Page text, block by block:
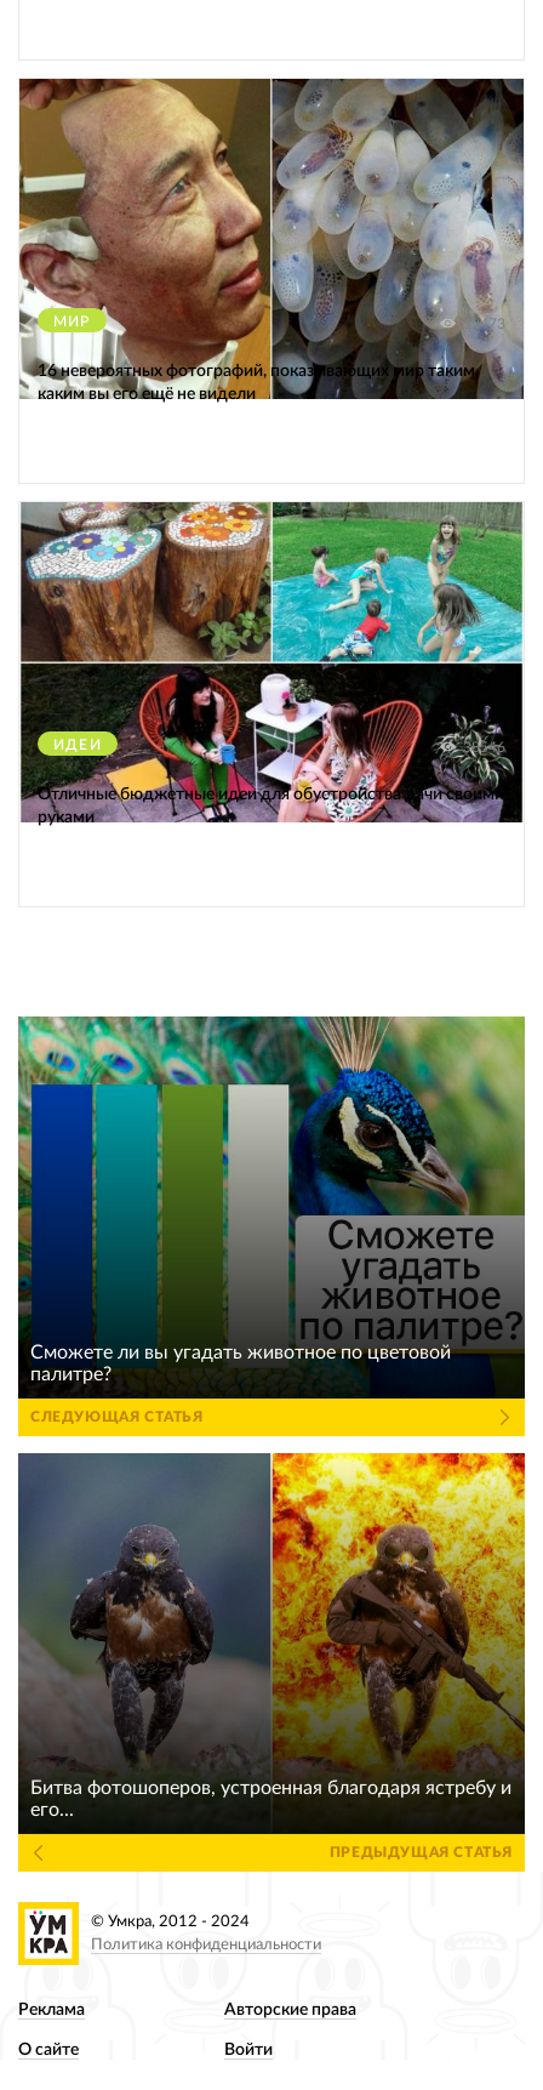
МИР 12473
16 невероятных фотографий, показывающих мир таким,
каким вы его ещё не видели
ИДЕИ 38546
Отличные бюджетные идеи для обустройства дачи своими
руками
Сможете ли вы угадать животное по цветовой
палитре?
СЛЕДУЮЩАЯ СТАТЬЯ
Битва фотошоперов, устроенная благодаря ястребу и
его...
ПРЕДЫДУЩАЯ СТАТЬЯ
Реклама Авторские права
О сайте Войти
© Умкра, 2012 - 2024
Политика конфиденциальности